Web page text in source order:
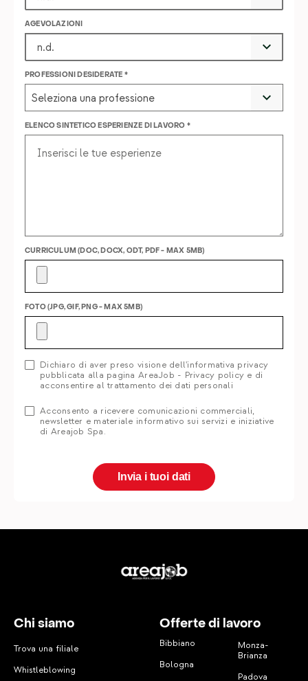
AGEVOLAZIONI
PROFESSIONI DESIDERATE *
Seleziona una professione
ELENCO SINTETICO ESPERIENZE DI LAVORO *
CURRICULUM (DOC, DOCX, ODT, PDF - MAX 5MB)
FOTO (JPG, GIF, PNG - MAX 5MB)
Dichiaro di aver preso visione dell'informativa privacy
pubblicata alla pagina AreaJob - Privacy policy e di
acconsentire al trattamento dei dati personali
Acconsento a ricevere comunicazioni commerciali,
newsletter e materiale informativo sui servizi e iniziative
di Areajob Spa.
Chi siamo
Trova una filiale
Whistleblowing
Offerte di lavoro
Bibbiano
Bologna
Monza-
Brianza
Padova